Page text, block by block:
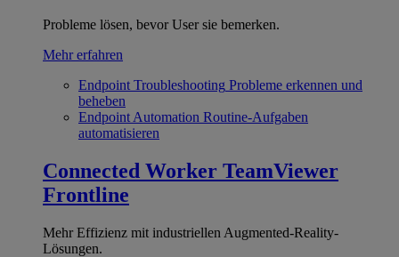
Probleme lösen, bevor User sie bemerken.
Mehr erfahren
Endpoint Troubleshooting Probleme erkennen und
beheben
Endpoint Automation Routine-Aufgaben
automatisieren
Connected Worker TeamViewer
Frontline
Mehr Effizienz mit industriellen Augmented-Reality-
Lösungen.